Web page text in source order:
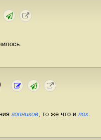
гопников, то же что илох.